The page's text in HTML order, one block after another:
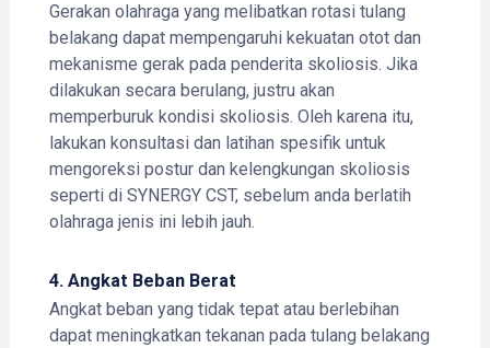
Gerakan olahraga yang melibatkan rotasi tulang
belakang dapat mempengaruhi kekuatan otot dan
mekanisme gerak pada penderita skoliosis. Jika
dilakukan secara berulang, justru akan
memperburuk kondisi skoliosis. Oleh karena itu,
lakukan konsultasi dan latihan spesifik untuk
mengoreksi postur dan kelengkungan skoliosis
seperti di SYNERGY CST, sebelum anda berlatih
olahraga jenis ini lebih jauh.
4. Angkat Beban Berat
Angkat beban yang tidak tepat atau berlebihan
dapat meningkatkan tekanan pada tulang belakang